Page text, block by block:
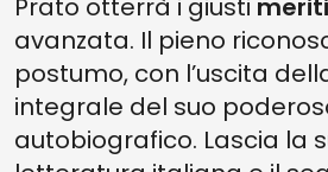
Prato otterrà i giusti meriti
avanzata. Il pieno
postumo, con l’uscita
integrale del suo
autobiografico. Lascia la